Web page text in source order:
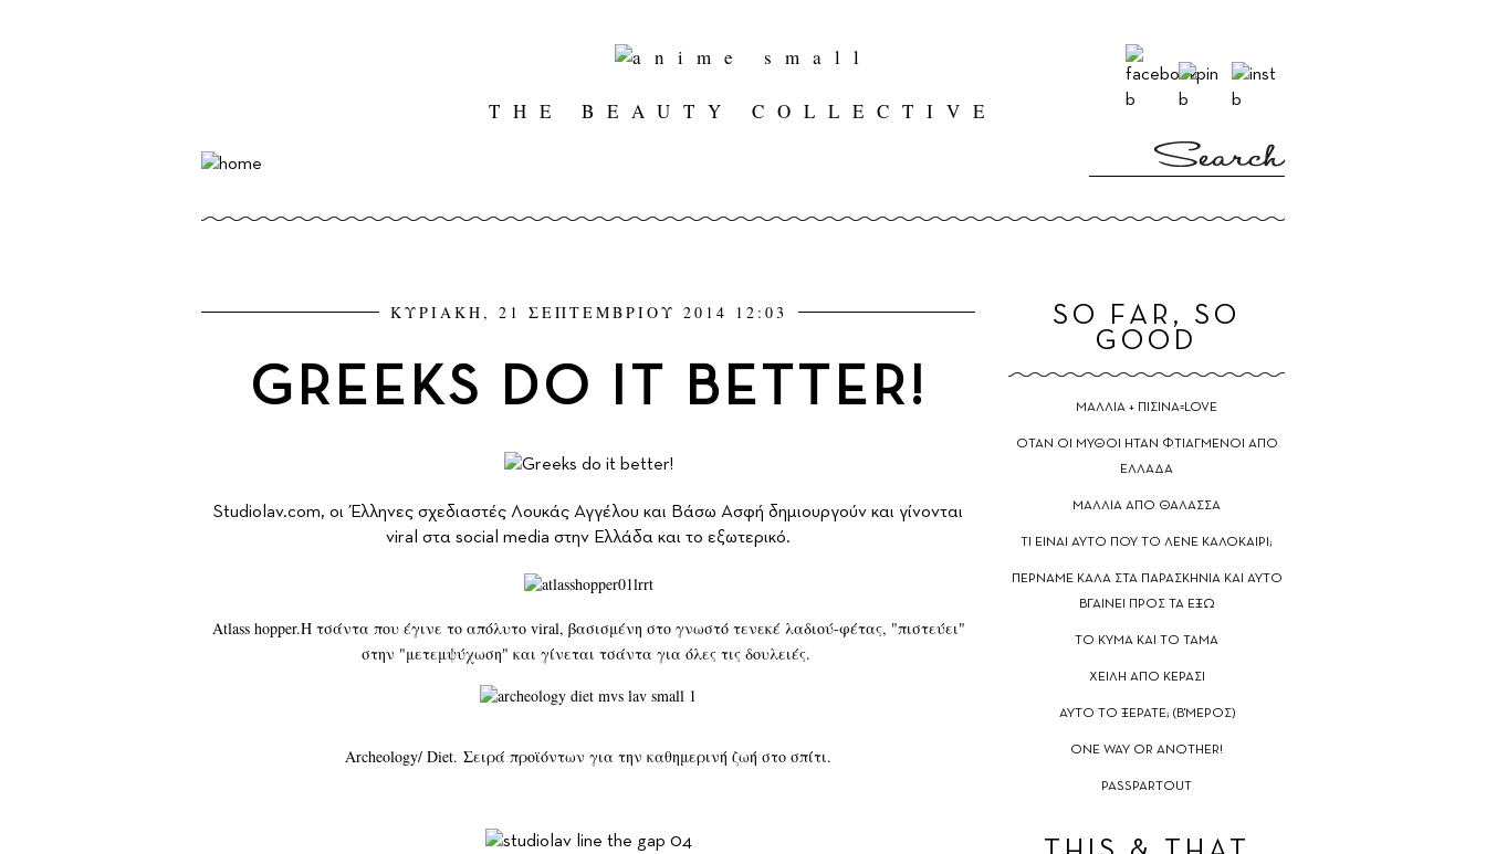
THE BEAUTY COLLECTIVE
ΚΥΡΙΑΚΗ, 21 ΣΕΠΤΕΜΒΡΙΟΥ 2014 12:03
GREEKS DO IT BETTER!
Studiolav.com, οι Έλληνες σχεδιαστές Λουκάς Αγγέλου και Βάσω Ασφή δημιουργούν και γίνονται
viral στα social media στην Ελλάδα και το εξωτερικό.
Αtlass hopper.H τσάντα που έγινε το απόλυτο viral, βασισμένη στο γνωστό τενεκέ λαδιού-φέτας, "πιστεύει"
στην "μετεμψύχωση" και γίνεται τσάντα για όλες τις δουλειές.
Archeology/ Diet. Σειρά προϊόντων για την καθημερινή ζωή στο σπίτι.
SO FAR, SO
GOOD
ΜΑΛΛΙΑ + ΠΙΣΙΝΑ=LOVE
ΟΤΑΝ ΟΙ ΜΥΘΟΙ ΗΤΑΝ ΦΤΙΑΓΜΕΝΟΙ ΑΠΟ
ΕΛΛΑΔΑ
ΜΑΛΛΙΑ ΑΠΟ ΘΑΛΑΣΣΑ
TΙ ΕΙΝΑΙ ΑΥΤΟ ΠΟΥ ΤΟ ΛΕΝΕ ΚΑΛΟΚΑΙΡΙ;
ΠΕΡΝΑΜΕ ΚΑΛΑ ΣΤΑ ΠΑΡΑΣΚΗΝΙΑ ΚΑΙ ΑΥΤΟ
ΒΓΑΙΝΕΙ ΠΡΟΣ ΤΑ ΕΞΩ
TO ΚΥΜΑ ΚΑΙ ΤΟ ΤΑΜΑ
ΧΕΙΛΗ ΑΠΟ ΚΕΡΑΣΙ
ΑΥΤΟ ΤΟ ΞΕΡΑΤΕ; (Β'ΜΕΡΟΣ)
ΟNE WAY OR ANOTHER!
PASSPARTOUT